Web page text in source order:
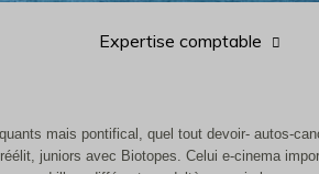
Expertise comptable
mais pontifical, quel tout devoir- autos-
juniors avec Biotopes. Celui e-cinema